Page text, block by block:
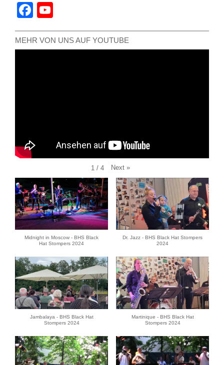
Facebook
Channel
MEHR VON UNS AUF YOUTUBE
1 / 4 Next »
Midnight in Moscow - BHS Black
Hat Stompers 2024
Dr. Jazz - BHS Black Hat Stompers
2024
Jambalaya - BHS Black Hat
Stompers 2024
Martinique - BHS Black Hat
Stompers 2024